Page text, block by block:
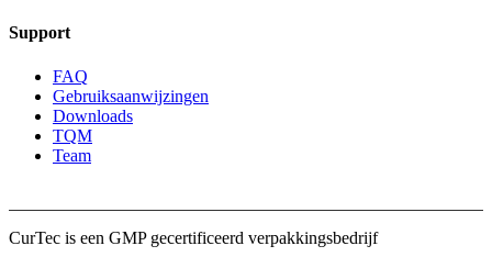
Support
FAQ
Gebruiksaanwijzingen
Downloads
TQM
Team
CurTec is een GMPgecertificeerd verpakkingsbedrijf